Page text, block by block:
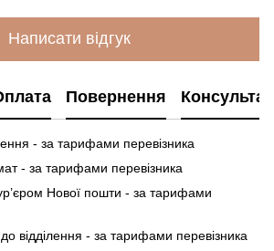
Написати відгук
Повернення
- за тарифами перевізника
- за тарифами перевізника
Нової пошти - за тарифами
відділення - за тарифами перевізника